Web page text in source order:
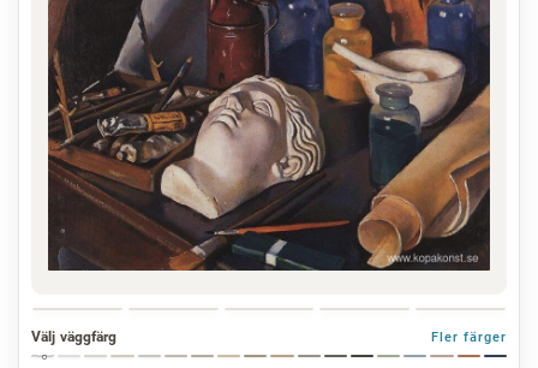
Välj väggfärg Fler färger